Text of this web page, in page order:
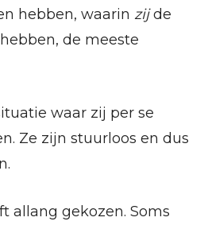
hebben, waarinzijde
de meeste
waar zij per se
Ze zijn stuurloos en dus
allang gekozen. Soms